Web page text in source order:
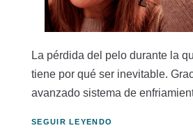
La pérdida del pelo durante la
tiene por qué ser inevitable.
avanzado sistema de
SEGUIR LEYENDO